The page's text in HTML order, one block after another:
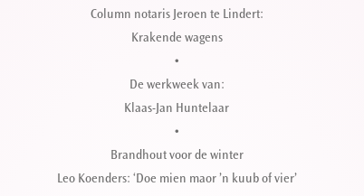
Column notaris Jeroen te Lindert:
Krakende wagens
•
De werkweek van:
Klaas-Jan Huntelaar
•
Brandhout voor de winter
Leo Koenders: ‘Doe mien maor ’n kuub of vier’